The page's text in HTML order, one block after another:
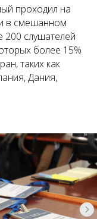
проходил на
и в смешанном
слушателей
более 15%
таких как
Дания,